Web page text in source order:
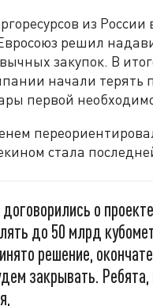
из
решил
закупок. В
начали терять
первой
стала
о
до 50 млрд
решение,
закрывать.